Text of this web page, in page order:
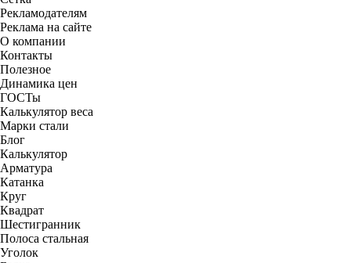
Рекламодателям
Реклама на сайте
О компании
Контакты
Полезное
Динамика цен
ГОСТы
Калькулятор веса
Марки стали
Блог
Калькулятор
Арматура
Катанка
Круг
Квадрат
Шестигранник
Полоса стальная
Уголок